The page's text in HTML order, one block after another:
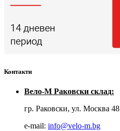
Контакти
Вело-М Раковски склад:
гр. Раковски, ул. Москва 48
е-mail: info@velo-m.bg